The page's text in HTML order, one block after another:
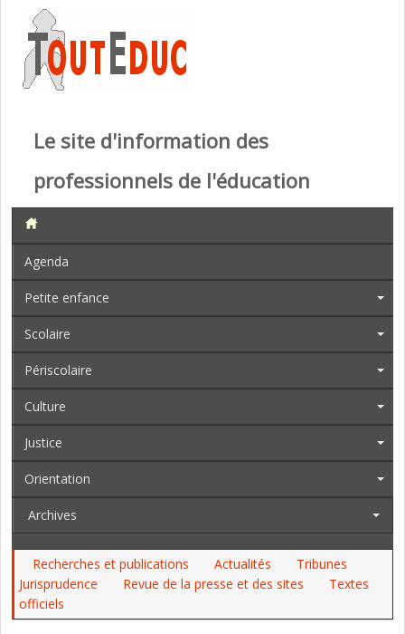
Le site d'information des
professionnels de l'éducation
Agenda
Petite enfance
Scolaire
Périscolaire
Culture
Justice
Orientation
Archives
Recherches et publications Actualités
Tribunes
Jurisprudence
Revue de la presse et des sites
Textes
officiels